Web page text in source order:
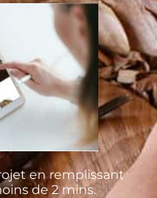
en remplissant
de 2 mins.